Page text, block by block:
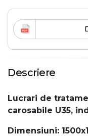
Descriere
Lucrari de
carosabile U35,
Dimensiuni: